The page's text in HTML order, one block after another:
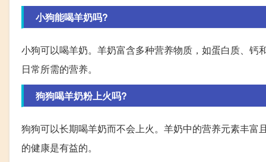
小狗能喝羊奶吗?
小狗可以喝羊奶。羊奶富含多种营养物质，如蛋白质、
日常所需的营养。
狗狗喝羊奶粉上火吗?
狗狗可以长期喝羊奶而不会上火。羊奶中的营养元素丰
的健康是有益的。